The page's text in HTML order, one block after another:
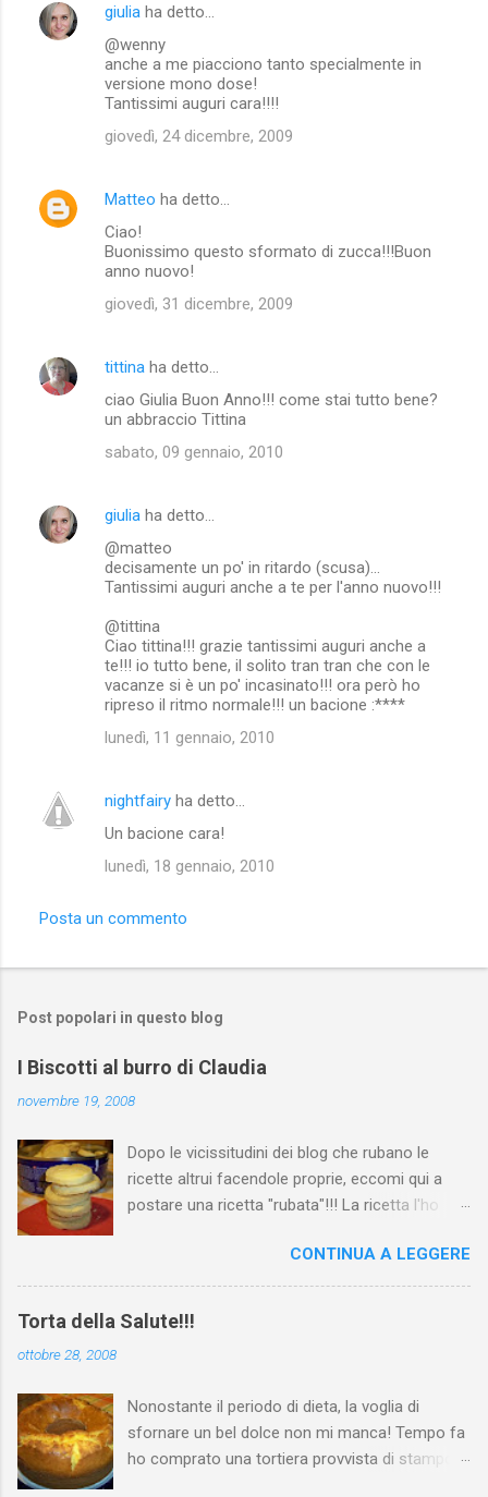
i
giulia ha detto…
@wenny
anche a me piacciono tanto specialmente in
versione mono dose!
Tantissimi auguri cara!!!!
giovedì, 24 dicembre, 2009
Matteo ha detto…
Ciao!
Buonissimo questo sformato di zucca!!!Buon
anno nuovo!
giovedì, 31 dicembre, 2009
tittina ha detto…
ciao Giulia Buon Anno!!! come stai tutto bene?
un abbraccio Tittina
sabato, 09 gennaio, 2010
giulia ha detto…
@matteo
decisamente un po' in ritardo (scusa)...
Tantissimi auguri anche a te per l'anno nuovo!!!
@tittina
Ciao tittina!!! grazie tantissimi auguri anche a
te!!! io tutto bene, il solito tran tran che con le
vacanze si è un po' incasinato!!! ora però ho
ripreso il ritmo normale!!! un bacione :****
lunedì, 11 gennaio, 2010
nightfairy ha detto…
Un bacione cara!
lunedì, 18 gennaio, 2010
Posta un commento
Post popolari in questo blog
I Biscotti al burro di Claudia
novembre 19, 2008
Dopo le vicissitudini dei blog che rubano le
ricette altrui facendole proprie, eccomi qui a
postare una ricetta "rubata"!!! La ricetta l'ho
d'arancia" ed è quella dei biscotti al burro !
Avevo adocchiato questi biscottini già a
febbraio quando li aveva postati Claudia... Mi
lampadina mi sono tornati in mente loro!!! Non
ho usato il burro salato come consigliava
Claudia, ma burro semplice, il risultato è stato
CONTINUA A LEGGERE
Torta della Salute!!!
ottobre 28, 2008
Nonostante il periodo di dieta, la voglia di
sfornare un bel dolce non mi manca! Tempo fa
ho comprato una tortiera provvista di stampo